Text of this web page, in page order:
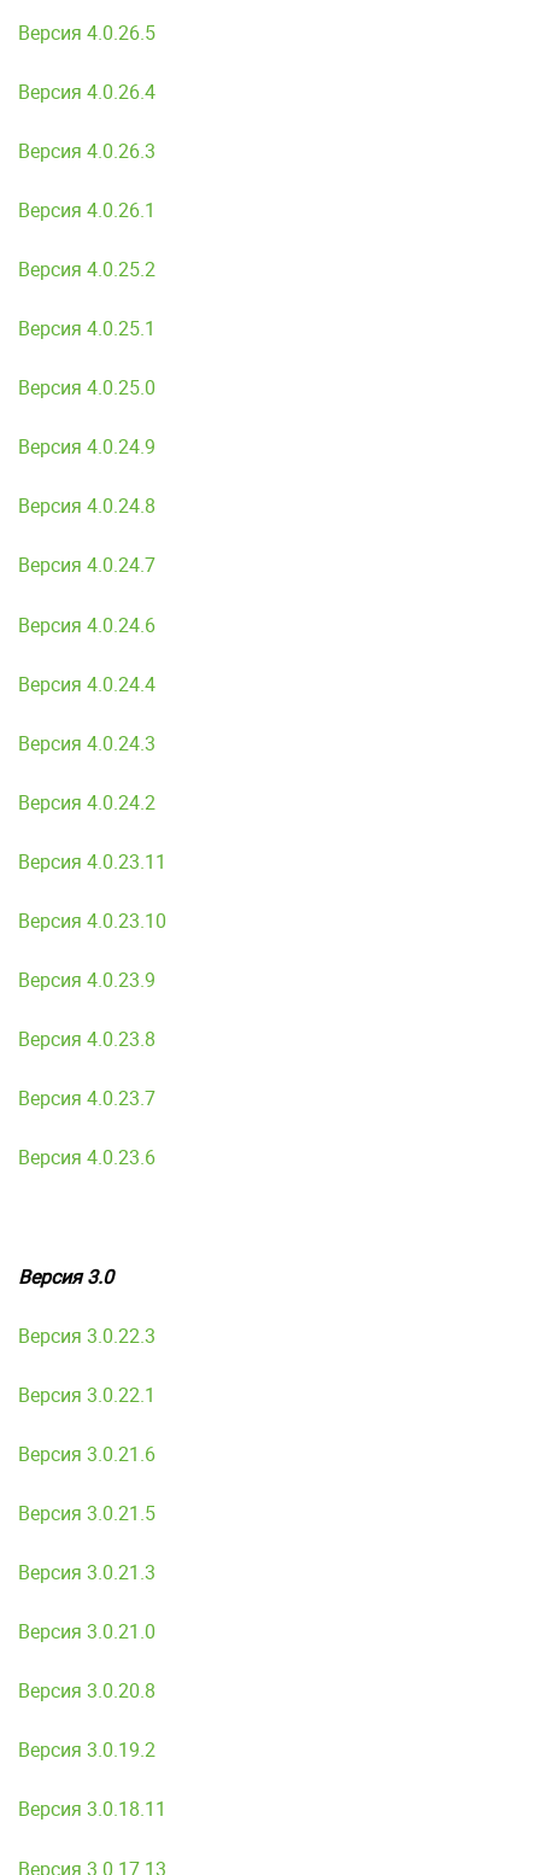
Версия 4.0.26.5
Версия 4.0.26.4
Версия 4.0.26.3
Версия 4.0.26.1
Версия 4.0.25.2
Версия 4.0.25.1
Версия 4.0.25.0
Версия 4.0.24.9
Версия 4.0.24.8
Версия 4.0.24.7
Версия 4.0.24.6
Версия 4.0.24.4
Версия 4.0.24.3
Версия 4.0.24.2
Версия 4.0.23.11
Версия 4.0.23.10
Версия 4.0.23.9
Версия 4.0.23.8
Версия 4.0.23.7
Версия 4.0.23.6
Версия 3.0
Версия 3.0.22.3
Версия 3.0.22.1
Версия 3.0.21.6
Версия 3.0.21.5
Версия 3.0.21.3
Версия 3.0.21.0
Версия 3.0.20.8
Версия 3.0.19.2
Версия 3.0.18.11
Версия 3.0.17.13